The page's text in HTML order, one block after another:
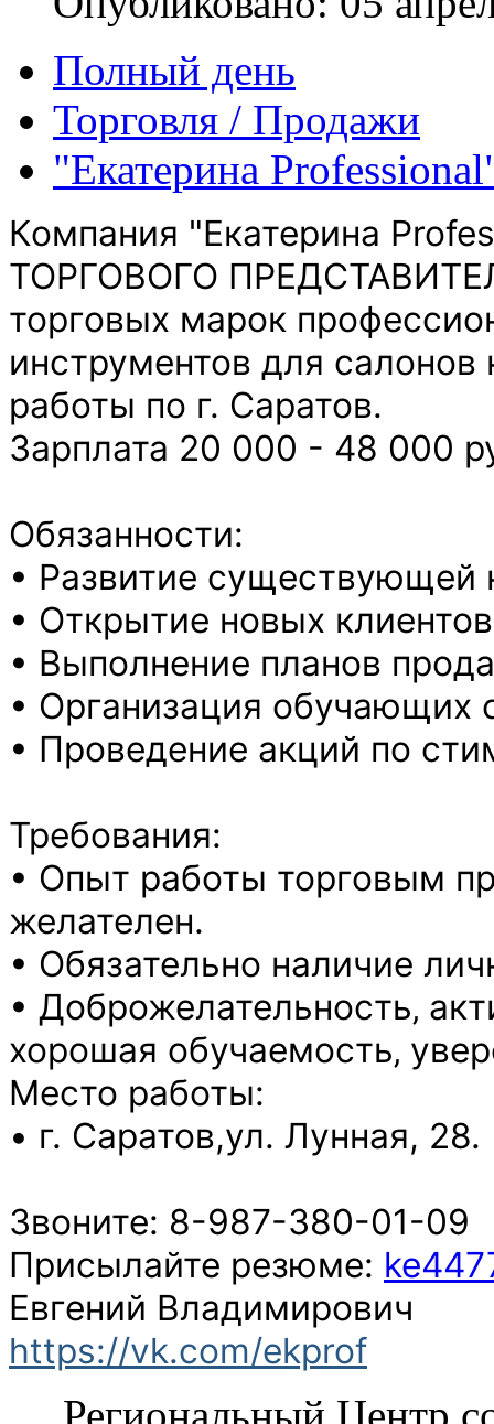
Полный день
Торговля / Продажи
"Екатерина
Компания "Екатерина
ТОРГОВОГО
торговых марок
инструментов для
работы по г. Саратов.
Зарплата 20 000 - 48 000
Обязанности:
• Развитие существующей
• Открытие новых
• Выполнение планов
• Организация обучающих
• Проведение акций по
Требования:
• Опыт работы торговым
желателен.
• Обязательно наличие
• Доброжелательность‚
хорошая обучаемость‚
Место работы:
• г. Саратов,ул. Лунная, 28.
Звоните: 8-987-380-01-09
Присылайте резюме:
Евгений Владимирович
https://vk.com/ekprof